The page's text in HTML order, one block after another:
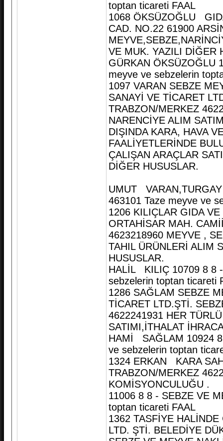
toptan ticareti FAAL
1068 ÖKSÜZOĞLU
CAD. NO.22 61900
VE MUK. YAZILI DİĞER
GÜRKAN ÖKSÜZOĞLU
meyve ve sebzelerin
1097 VARAN SEBZE
SANAYİ VE TİCARET
TRABZON/MERKEZ
NARENCİYE ALIM
DIŞINDA KARA, HAVA
FAALİYETLERİNDE
ÇALIŞAN ARAÇLAR
DİĞER HUSUSLAR.
UMUT
463101 Taze meyve ve
1206 KILIÇLAR GIDA
ORTAHİSAR MAH.
4623218960 MEYVE ,
TAHIL ÜRÜNLERİ ALIM
HUSUSLAR.
HALİL KILIÇ 10709 8 8 -
sebzelerin toptan ticareti
1286 SAĞLAM SEBZE
TİCARET LTD.ŞTİ.
4622241931 HER
SATIMI,İTHALAT
HAMİ SAĞLAM 10924 8
ve sebzelerin toptan
1324 ERKAN KARA
TRABZON/MERKEZ
KOMİSYONCULUĞU .
11006 8 8 - SEBZE VE
toptan ticareti FAAL
1362 TASFİYE
LTD. ŞTİ. BELEDİYE